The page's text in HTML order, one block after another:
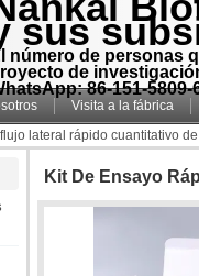
sus
número de personas
de
86-151-
Visita a la fábrica
lateral rápido cuantitativo
Kit De Ensayo